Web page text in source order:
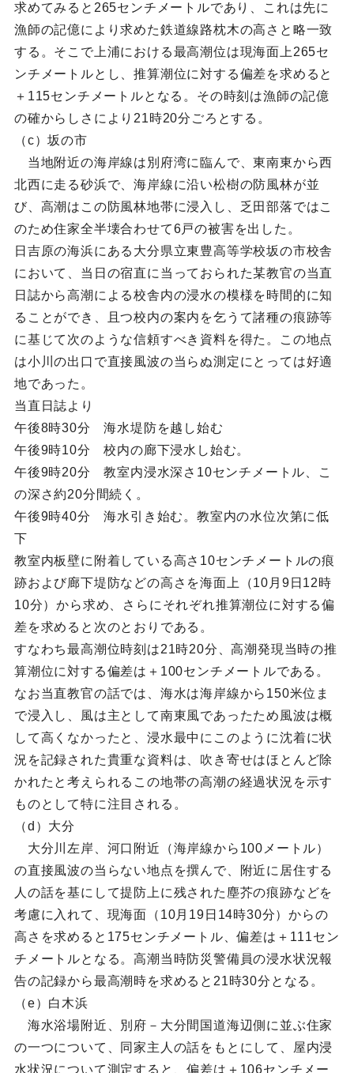
求めてみると265センチメートルであり、これは先に
漁師の記億により求めた鉄道線路枕木の高さと略一致
する。そこで上浦における最高潮位は現海面上265セ
ンチメートルとし、推算潮位に対する偏差を求めると
＋115センチメートルとなる。その時刻は漁師の記億
の確からしさにより21時20分ごろとする。
（c）坂の市
当地附近の海岸線は別府湾に臨んで、東南東から西
北西に走る砂浜で、海岸線に沿い松樹の防風林が並
び、高潮はこの防風林地帯に浸入し、乏田部落ではこ
のため住家全半壊合わせて6戸の被害を出した。
日吉原の海浜にある大分県立東豊高等学校坂の市校舎
において、当日の宿直に当っておられた某教官の当直
日誌から高潮による校舎内の浸水の模様を時間的に知
ることができ、且つ校内の案内を乞うて諸種の痕跡等
に基じて次のような信頼すべき資料を得た。この地点
は小川の出口で直接風波の当らぬ測定にとっては好適
地であった。
当直日誌より
午後8時30分 海水堤防を越し始む
午後9時10分 校内の廊下浸水し始む。
午後9時20分 教室内浸水深さ10センチメートル、こ
の深さ約20分間続く。
午後9時40分 海水引き始む。教室内の水位次第に低
下
教室内板壁に附着している高さ10センチメートルの痕
跡および廊下堤防などの高さを海面上（10月9日12時
10分）から求め、さらにそれぞれ推算潮位に対する偏
差を求めると次のとおりである。
すなわち最高潮位時刻は21時20分、高潮発現当時の推
算潮位に対する偏差は＋100センチメートルである。
なお当直教官の話では、海水は海岸線から150米位ま
で浸入し、風は主として南東風であったため風波は概
して高くなかったと、浸水最中にこのように沈着に状
況を記録された貴重な資料は、吹き寄せはほとんど除
かれたと考えられるこの地帯の高潮の経過状況を示す
ものとして特に注目される。
（d）大分
大分川左岸、河口附近（海岸線から100メートル）
の直接風波の当らない地点を撰んで、附近に居住する
人の話を基にして提防上に残された塵芥の痕跡などを
考慮に入れて、現海面（10月19日14時30分）からの
高さを求めると175センチメートル、偏差は＋111セン
チメートルとなる。高潮当時防災警備員の浸水状況報
告の記録から最高潮時を求めると21時30分となる。
（e）白木浜
海水浴場附近、別府－大分間国道海辺側に並ぶ住家
の一つについて、同家主人の話をもとにして、屋内浸
水状況について測定すると、偏差は＋106センチメー